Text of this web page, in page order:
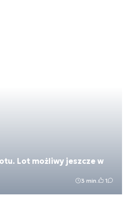
Lot możliwy jeszcze w
3 min. 1